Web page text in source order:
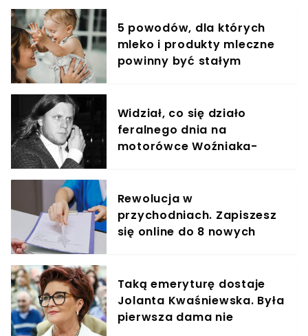
5 powodów, dla których
mleko i produkty mleczne
powinny być stałym
Widział, co się działo
feralnego dnia na
motorówce Woźniaka-
Rewolucja w
przychodniach. Zapiszesz
się online do 8 nowych
Taką emeryturę dostaje
Jolanta Kwaśniewska. Była
pierwsza dama nie